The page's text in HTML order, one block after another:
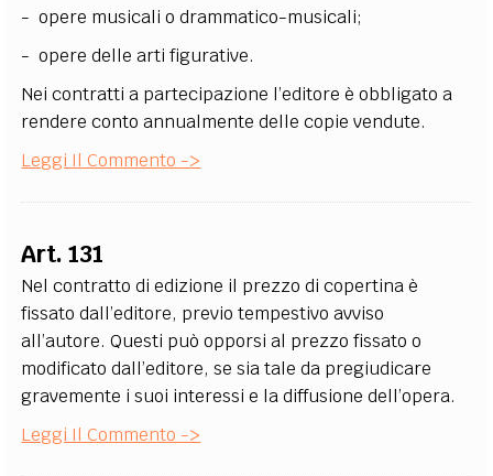
- opere musicali o drammatico-musicali;
- opere delle arti figurative.
Nei contratti a partecipazione l’editore è obbligato a
rendere conto annualmente delle copie vendute.
Leggi Il Commento ->
Art. 131
Nel contratto di edizione il prezzo di copertina è
fissato dall’editore, previo tempestivo avviso
all’autore. Questi può opporsi al prezzo fissato o
modificato dall’editore, se sia tale da pregiudicare
gravemente i suoi interessi e la diffusione dell’opera.
Leggi Il Commento ->